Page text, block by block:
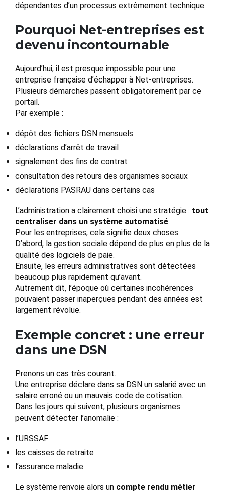
dépendantes d’un processus extrêmement technique.
Pourquoi Net-entreprises est
devenu incontournable
Aujourd’hui, il est presque impossible pour une
entreprise française d’échapper à Net-entreprises.
Plusieurs démarches passent obligatoirement par ce
portail.
Par exemple :
dépôt des fichiers DSN mensuels
déclarations d’arrêt de travail
signalement des fins de contrat
consultation des retours des organismes sociaux
déclarations PASRAU dans certains cas
L’administration a clairement choisi une stratégie : tout
centraliser dans un système automatisé.
Pour les entreprises, cela signifie deux choses.
D’abord, la gestion sociale dépend de plus en plus de la
qualité des logiciels de paie.
Ensuite, les erreurs administratives sont détectées
beaucoup plus rapidement qu’avant.
Autrement dit, l’époque où certaines incohérences
pouvaient passer inaperçues pendant des années est
largement révolue.
Exemple concret : une erreur
dans une DSN
Prenons un cas très courant.
Une entreprise déclare dans sa DSN un salarié avec un
salaire erroné ou un mauvais code de cotisation.
Dans les jours qui suivent, plusieurs organismes
peuvent détecter l’anomalie :
l’URSSAF
les caisses de retraite
l’assurance maladie
Le système renvoie alors un compte rendu métier